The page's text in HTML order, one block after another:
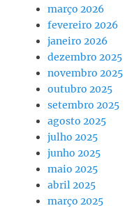
março 2026
fevereiro 2026
janeiro 2026
dezembro 2025
novembro 2025
outubro 2025
setembro 2025
agosto 2025
julho 2025
junho 2025
maio 2025
abril 2025
março 2025